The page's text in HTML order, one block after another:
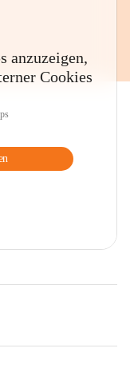
anzuzeigen,
Cookies